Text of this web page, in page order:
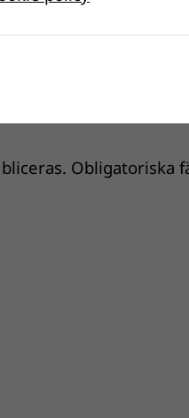
Obligatoriska